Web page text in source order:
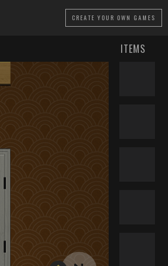
CREATE YOUR OWN GAMES
ITEMS